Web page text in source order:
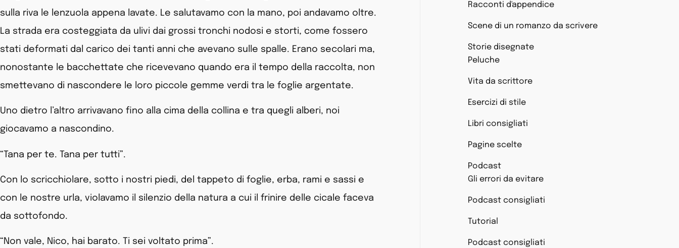
sulla riva le lenzuola appena lavate. Le salutavamo con la mano, poi andavamo oltre.
La strada era costeggiata da ulivi dai grossi tronchi nodosi e storti, come fossero
stati deformati dal carico dei tanti anni che avevano sulle spalle. Erano secolari ma,
nonostante le bacchettate che ricevevano quando era il tempo della raccolta, non
smettevano di nascondere le loro piccole gemme verdi tra le foglie argentate.
Uno dietro l’altro arrivavano fino alla cima della collina e tra quegli alberi, noi
giocavamo a nascondino.
“Tana per te. Tana per tutti”.
Con lo scricchiolare, sotto i nostri piedi, del tappeto di foglie, erba, rami e sassi e
con le nostre urla, violavamo il silenzio della natura a cui il frinire delle cicale faceva
da sottofondo.
“Non vale, Nico, hai barato. Ti sei voltato prima”.
Racconti d'appendice
Scene di un romanzo da scrivere
Storie disegnate
Peluche
Vita da scrittore
Esercizi di stile
Libri consigliati
Pagine scelte
Podcast
Gli errori da evitare
Podcast consigliati
Tutorial
Podcast consigliati